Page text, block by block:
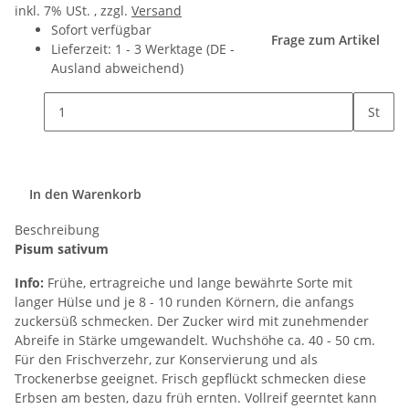
inkl. 7% USt. , zzgl. Versand
Sofort verfügbar
Lieferzeit: 1 - 3 Werktage (DE -
Ausland abweichend)
Frage zum Artikel
St
In den Warenkorb
Beschreibung
Pisum sativum
Info: Frühe, ertragreiche und lange bewährte Sorte mit
langer Hülse und je 8 - 10 runden Körnern, die anfangs
zuckersüß schmecken. Der Zucker wird mit zunehmender
Abreife in Stärke umgewandelt. Wuchshöhe ca. 40 - 50 cm.
Für den Frischverzehr, zur Konservierung und als
Trockenerbse geeignet. Frisch gepflückt schmecken diese
Erbsen am besten, dazu früh ernten. Vollreif geerntet kann